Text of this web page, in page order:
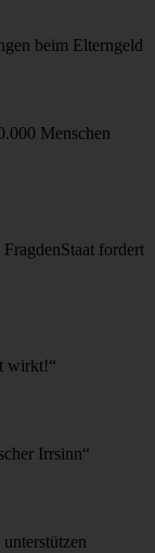
beim Elterngeld
Menschen
fordert
wirkt!“
Irrsinn“